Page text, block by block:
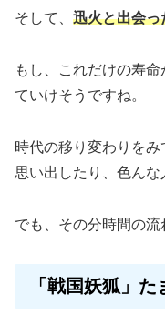
そして、 迅火と出会っ
もし、これだけの寿
ていけそうですね。
時代の移り変わりを
思い出したり、色んな
でも、その分時間の流
「戦国妖狐」